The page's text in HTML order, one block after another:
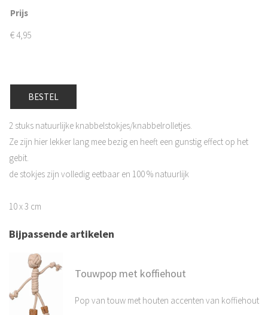
Prijs
€4,95
BESTEL
2 stuks natuurlijke knabbelstokjes/knabbelrolletjes.
Ze zijn hier lekker lang mee bezig en heeft een gunstig effect op het
gebit.
de stokjes zijn volledig eetbaar en 100 % natuurlijk
10 x 3 cm
Bijpassende artikelen
Touwpop met koffiehout
Pop van touw met houten accenten van koffiehout